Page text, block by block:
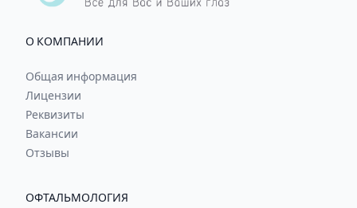
О КОМПАНИИ
Общая информация
Лицензии
Реквизиты
Вакансии
Отзывы
ОФТАЛЬМОЛОГИЯ